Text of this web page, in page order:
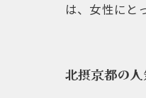
は、女性にと
北摂京都の